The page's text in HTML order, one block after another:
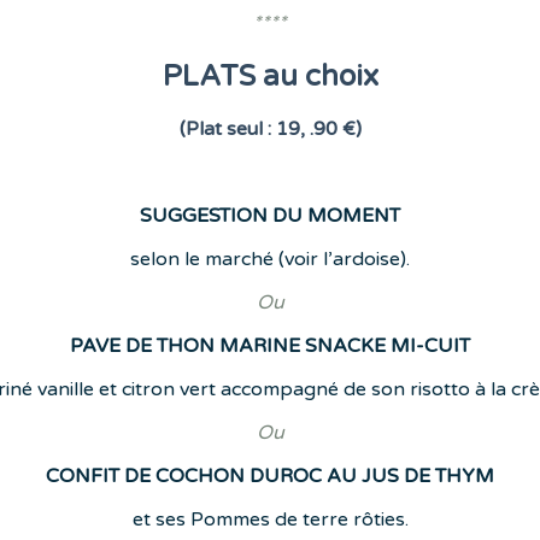
****
PLATS au choix
(Plat seul : 19, .90 €)
SUGGESTION DU MOMENT
selon le marché (voir l’ardoise).
Ou
PAVE DE THON MARINE SNACKE MI-CUIT
vanille et citron vert accompagné de son risotto à la
Ou
CONFIT DE COCHON DUROC AU JUS DE THYM
et ses Pommes de terre rôties.